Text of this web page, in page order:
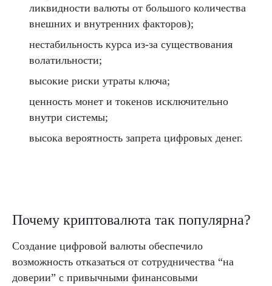
ликвидности валюты от большого количества
внешних и внутренних факторов);
нестабильность курса из-за существования
волатильности;
высокие риски утраты ключа;
ценность монет и токенов исключительно
внутри системы;
высока вероятность запрета цифровых денег.
Почему криптовалюта так популярна?
Создание цифровой валюты обеспечило
возможность отказаться от сотрудничества “на
доверии” с привычными финансовыми